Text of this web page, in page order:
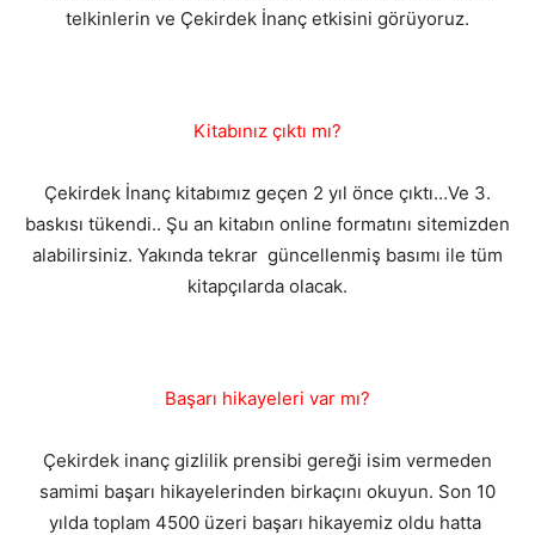
telkinlerin ve Çekirdek İnanç etkisini görüyoruz.
Kitabınız çıktı mı?
Çekirdek İnanç kitabımız geçen 2 yıl önce çıktı…Ve 3.
baskısı tükendi.. Şu an kitabın online formatını sitemizden
alabilirsiniz. Yakında tekrar güncellenmiş basımı ile tüm
kitapçılarda olacak.
Başarı hikayeleri var mı?
Çekirdek inanç gizlilik prensibi gereği isim vermeden
samimi başarı hikayelerinden birkaçını okuyun. Son 10
yılda toplam 4500 üzeri başarı hikayemiz oldu hatta